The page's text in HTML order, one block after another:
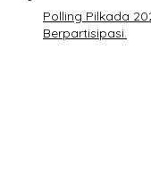
Polling Pilkada
Berpartisipasi.